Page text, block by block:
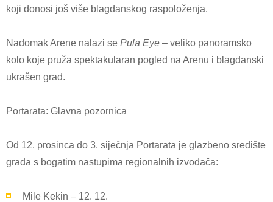
koji donosi još više blagdanskog raspoloženja.
Nadomak Arene nalazi se Pula Eye – veliko panoramsko
kolo koje pruža spektakularan pogled na Arenu i blagdanski
ukrašen grad.
Portarata: Glavna pozornica
Od 12. prosinca do 3. siječnja Portarata je glazbeno središte
grada s bogatim nastupima regionalnih izvođača:
Mile Kekin – 12. 12.